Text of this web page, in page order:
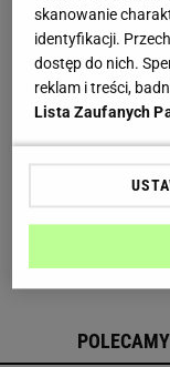
To
POLECAMY
skanowanie
identyfikacji.
dostęp do nich.
reklam i treści,
Lista Zaufanych